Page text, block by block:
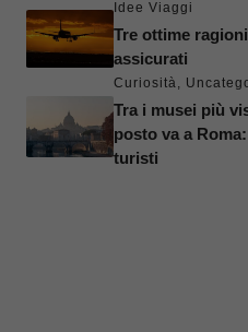
Idee Viaggi
Tre ottime
assicurati
Curiosità,
Tra i musei più
posto va a
turisti